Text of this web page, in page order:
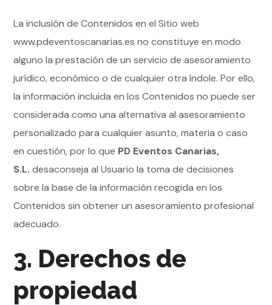
La inclusión de Contenidos en el Sitio web
www.pdeventoscanarias.es no constituye en modo
alguno la prestación de un servicio de asesoramiento
jurídico, económico o de cualquier otra índole. Por ello,
la información incluida en los Contenidos no puede ser
considerada como una alternativa al asesoramiento
personalizado para cualquier asunto, materia o caso
en cuestión, por lo que PD Eventos Canarias,
S.L.desaconseja al Usuario la toma de decisiones
sobre la base de la información recogida en los
Contenidos sin obtener un asesoramiento profesional
adecuado.
3. Derechos de
propiedad